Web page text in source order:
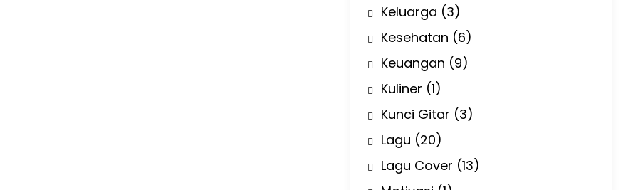
Keluarga (3)
Kesehatan (6)
Keuangan (9)
Kuliner (1)
Kunci Gitar (3)
Lagu (20)
Lagu Cover (13)